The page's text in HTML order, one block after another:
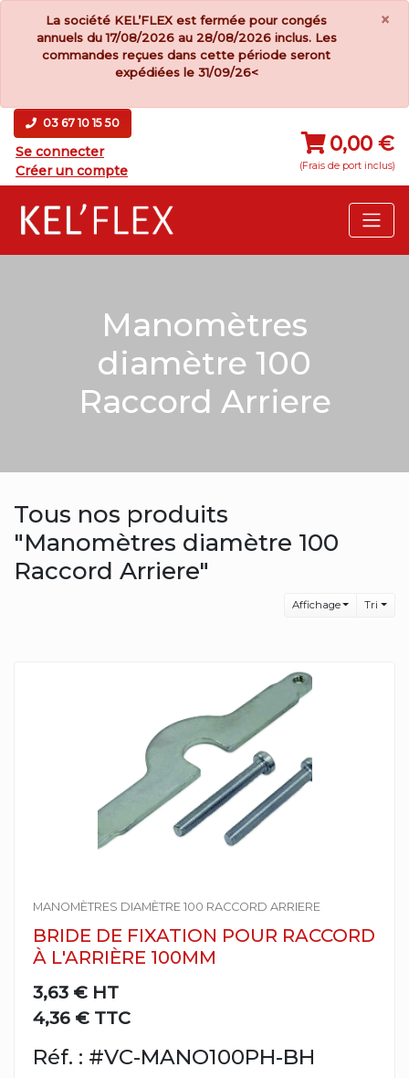
La société KEL’FLEX est fermée pour congés
annuels du 17/08/2026 au 28/08/2026 inclus. Les
commandes reçues dans cette période seront
expédiées le 31/09/26<
×
03 67 10 15 50
Se connecter
Créer un compte
0,00 €
(Frais de port inclus)
Manomètres
diamètre 100
Raccord Arriere
Tous nos produits
"Manomètres diamètre 100
Raccord Arriere"
Affichage Tri
MANOMÈTRES DIAMÈTRE 100 RACCORD ARRIERE
BRIDE DE FIXATION POUR RACCORD
À L'ARRIÈRE 100MM
3,63 € HT
4,36 € TTC
Réf. : #VC-MANO100PH-BH